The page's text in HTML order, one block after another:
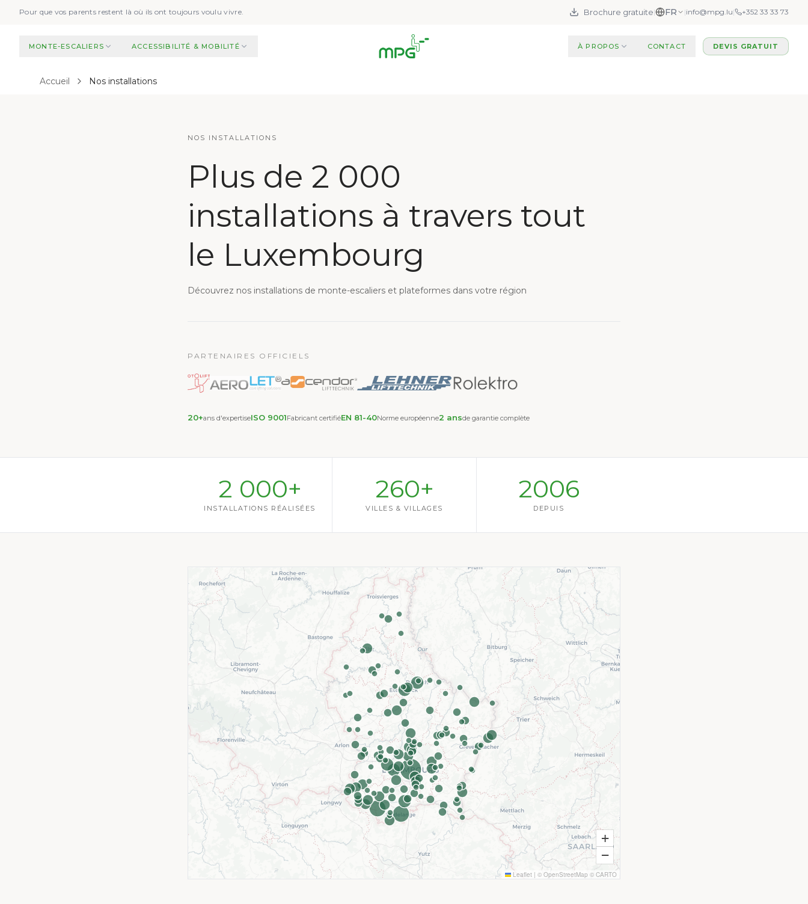
Pour que vos parents restent là où ils ont toujours voulu vivre. Brochure gratuite| FR |info@mpg.lu| +352 33 33 73
MONTE-ESCALIERS ACCESSIBILITÉ & MOBILITÉ À PROPOS CONTACT DEVIS GRATUIT
Accueil Nos installations
NOS INSTALLATIONS
Plus de 2 000
installations à travers tout
le Luxembourg
Découvrez nos installations de monte-escaliers et plateformes dans votre région
PARTENAIRES OFFICIELS
20+ans d'expertiseISO 9001Fabricant certifiéEN 81-40Norme européenne2 ansde garantie complète
2 000+
INSTALLATIONS RÉALISÉES
260+
VILLES & VILLAGES
2006
DEPUIS
+
−
Leaflet | © OpenStreetMap © CARTO